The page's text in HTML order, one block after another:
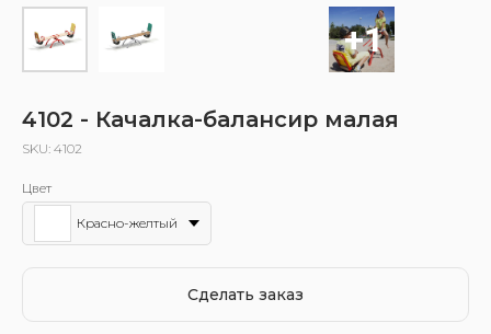
4102 - Качалка-балансир малая
SKU: 4102
Цвет
Красно-желтый
Сделать заказ